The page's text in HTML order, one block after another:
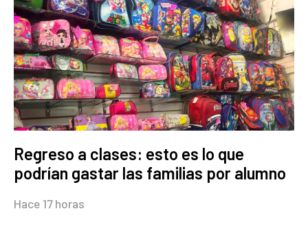
Regreso a clases: esto es lo que
podrían gastar las familias por alumno
Hace 17 horas